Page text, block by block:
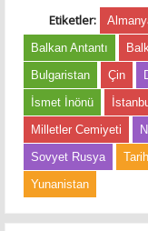
Etiketler:
Balkan Antantı
Bulgaristan
Çin
İsmet İnönü
Milletler Cemiyeti
Sovyet Rusya
Tarih
Yunanistan